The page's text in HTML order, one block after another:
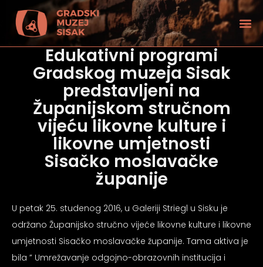
Edukativni programi
Gradskog muzeja Sisak
predstavljeni na
Županijskom stručnom
vijeću likovne kulture i
likovne umjetnosti
Sisačko moslavačke
županije
U petak 25. studenog 2016, u Galeriji Striegl u Sisku je
održano Županijsko stručno vijeće likovne kulture i likovne
umjetnosti Sisačko moslavačke županije. Tama aktiva je
bila ” Umrežavanje odgojno-obrazovnih institucija i
vida